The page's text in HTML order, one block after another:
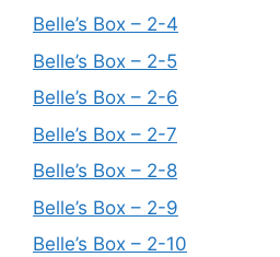
Belle’s Box – 2-4
Belle’s Box – 2-5
Belle’s Box – 2-6
Belle’s Box – 2-7
Belle’s Box – 2-8
Belle’s Box – 2-9
Belle’s Box – 2-10